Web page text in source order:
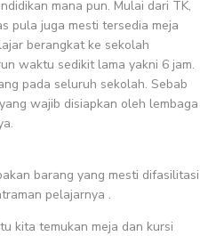
mana pun. Mulai dari TK,
pula juga mesti tersedia meja
berangkat ke sekolah
waktu sedikit lama yakni 6 jam.
pada seluruh sekolah. Sebab
wajib disiapkan oleh lembaga
barang yang mesti difasilitasi
pelajarnya .
kita temukan meja dan kursi